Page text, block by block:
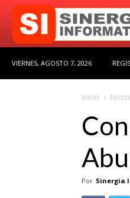
VIERNES, AGOSTO 7, 2026
Inicio
Por Sinergia